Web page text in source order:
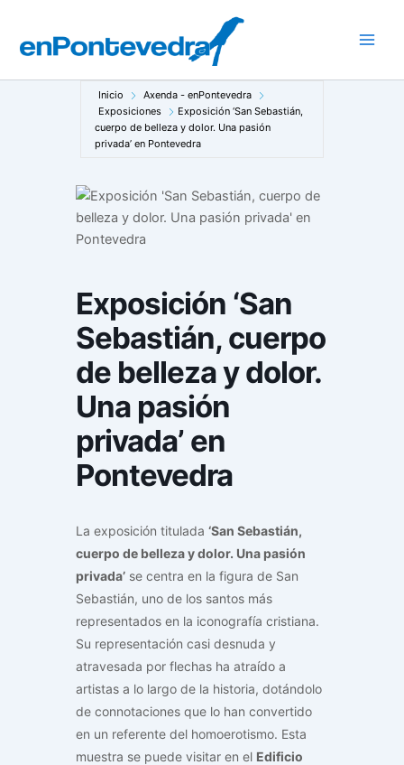
contenido
Inicio
Axenda - enPontevedra
Exposiciones
Exposición ‘San Sebastián,
cuerpo de belleza y dolor. Una pasión
privada’ en Pontevedra
Exposición ‘San
Sebastián, cuerpo
de belleza y dolor.
Una pasión
privada’ en
Pontevedra
La exposición titulada ‘San Sebastián,
cuerpo de belleza y dolor. Una pasión
privada’ se centra en la figura de San
Sebastián, uno de los santos más
representados en la iconografía cristiana.
Su representación casi desnuda y
atravesada por flechas ha atraído a
artistas a lo largo de la historia, dotándolo
de connotaciones que lo han convertido
en un referente del homoerotismo. Esta
muestra se puede visitar en el Edificio